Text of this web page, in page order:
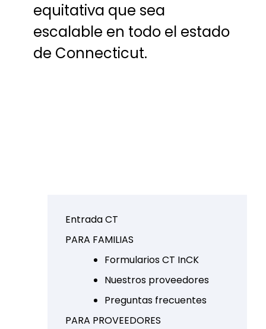
equitativa que sea
escalable en todo el estado
de Connecticut.
Entrada CT
PARA FAMILIAS
Formularios CT InCK
Nuestros proveedores
Preguntas frecuentes
PARA PROVEEDORES